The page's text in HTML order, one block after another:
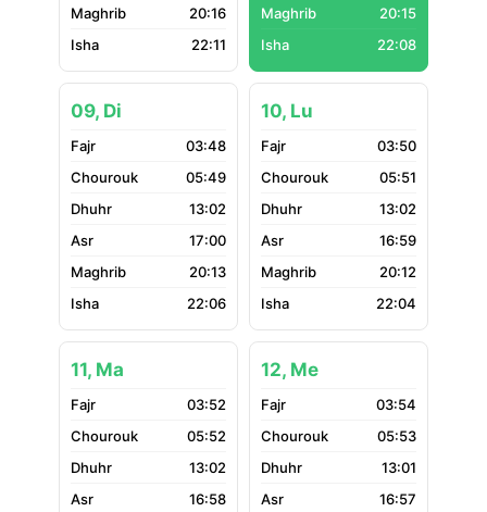
20:16
22:11
20:15
22:08
09, Di
03:48
05:49
13:02
17:00
20:13
22:06
10, Lu
03:50
05:51
13:02
16:59
20:12
22:04
11, Ma
03:52
05:52
13:02
16:58
12, Me
03:54
05:53
13:01
16:57